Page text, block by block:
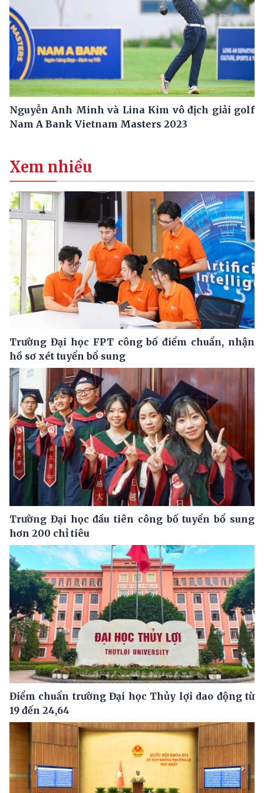
Nguyễn Anh Minh và Lina Kim vô địch giải golf
Nam A Bank Vietnam Masters 2023
Xem nhiều
Trường Đại học FPT công bố điểm chuẩn, nhận
hồ sơ xét tuyển bổ sung
Trường Đại học đầu tiên công bố tuyển bổ sung
hơn 200 chỉ tiêu
Điểm chuẩn trường Đại học Thủy lợi dao động từ
19 đến 24,64